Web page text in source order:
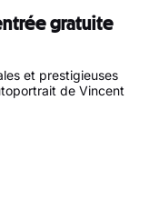
gratuite
et prestigieuses
de Vincent